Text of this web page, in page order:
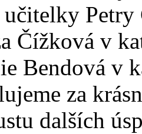
Čížková v
Bendová v
za
dalších